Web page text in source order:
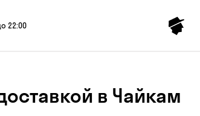
22:00
в ​​Чайкам